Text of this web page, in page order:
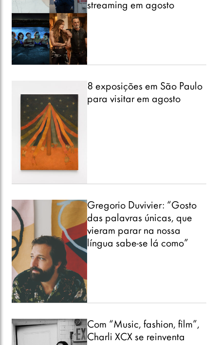
streaming em agosto
8 exposições em São Paulo
para visitar em agosto
Gregorio Duvivier: “Gosto
das palavras únicas, que
vieram parar na nossa
língua sabe-se lá como”
Com “Music, fashion, film”,
Charli XCX se reinventa